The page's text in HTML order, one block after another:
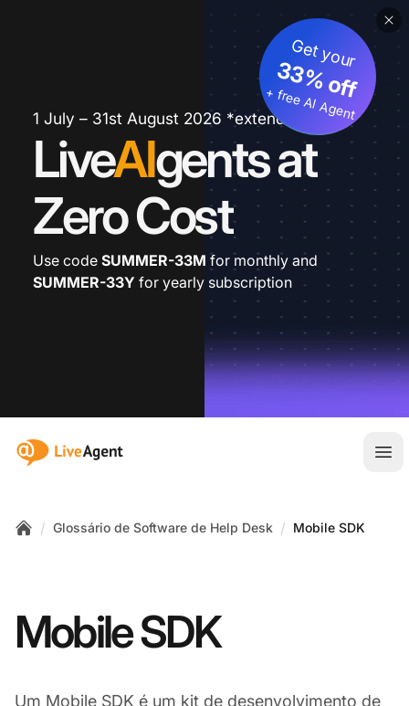
1 July – 31st August 2026 *extended
LiveAIgents at
Zero Cost
Get your
33% off
+ free AI Agent
Use code SUMMER-33M for monthly and
SUMMER-33Y for yearly subscription
:site.title
/ Glossário de Software de Help Desk / Mobile SDK
Mobile SDK
Um Mobile SDK é um kit de desenvolvimento de